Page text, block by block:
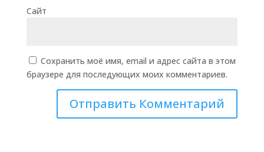
Сайт
Сохранить моё имя, email и адрес сайта в этом
браузере для последующих моих комментариев.